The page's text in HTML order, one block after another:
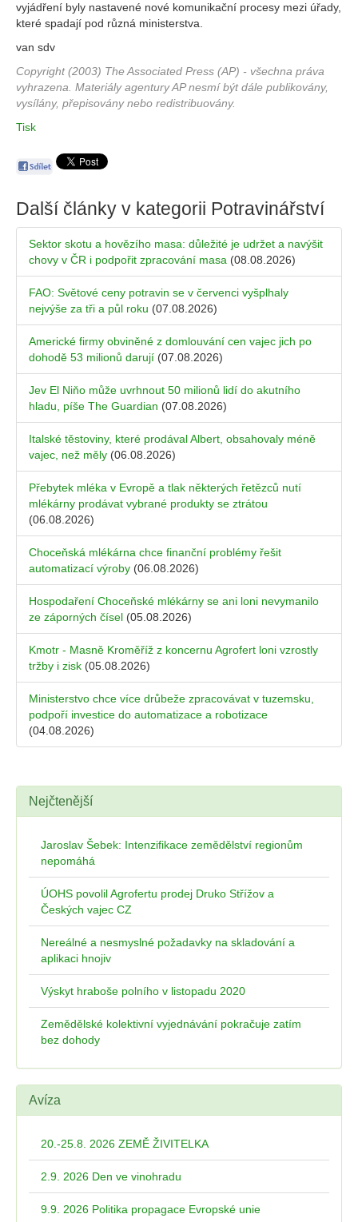
vyjádření byly nastavené nové komunikační procesy mezi úřady,
které spadají pod různá ministerstva.
van sdv
Copyright (2003) The Associated Press (AP) - všechna práva
vyhrazena. Materiály agentury AP nesmí být dále publikovány,
vysílány, přepisovány nebo redistribuovány.
Tisk
Další články v kategorii Potravinářství
Sektor skotu a hovězího masa: důležité je udržet a navýšit
chovy v ČR i podpořit zpracování masa (08.08.2026)
FAO: Světové ceny potravin se v červenci vyšplhaly
nejvýše za tři a půl roku (07.08.2026)
Americké firmy obviněné z domlouvání cen vajec jich po
dohodě 53 milionů darují (07.08.2026)
Jev El Niňo může uvrhnout 50 milionů lidí do akutního
hladu, píše The Guardian (07.08.2026)
Italské těstoviny, které prodával Albert, obsahovaly méně
vajec, než měly (06.08.2026)
Přebytek mléka v Evropě a tlak některých řetězců nutí
mlékárny prodávat vybrané produkty se ztrátou
(06.08.2026)
Choceňská mlékárna chce finanční problémy řešit
automatizací výroby (06.08.2026)
Hospodaření Choceňské mlékárny se ani loni nevymanilo
ze záporných čísel (05.08.2026)
Kmotr - Masně Kroměříž z koncernu Agrofert loni vzrostly
tržby i zisk (05.08.2026)
Ministerstvo chce více drůbeže zpracovávat v tuzemsku,
podpoří investice do automatizace a robotizace
(04.08.2026)
Nejčtenější
Jaroslav Šebek: Intenzifikace zemědělství regionům
nepomáhá
ÚOHS povolil Agrofertu prodej Druko Střížov a
Českých vajec CZ
Nereálné a nesmyslné požadavky na skladování a
aplikaci hnojiv
Výskyt hraboše polního v listopadu 2020
Zemědělské kolektivní vyjednávání pokračuje zatím
bez dohody
Avíza
20.-25.8. 2026 ZEMĚ ŽIVITELKA
2.9. 2026 Den ve vinohradu
9.9. 2026 Politika propagace Evropské unie